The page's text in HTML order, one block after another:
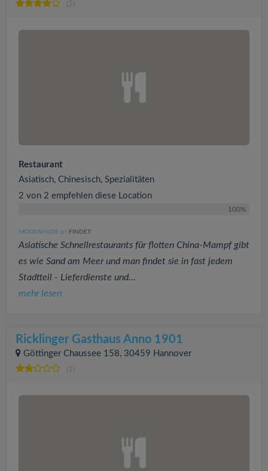
(2)
Restaurant
Asiatisch, Chinesisch, Spezialitäten
2 von 2 empfehlen diese Location
100%
MOONSHADE (2 ) FINDET:
Asiatische Schnellrestaurants für flotten China-Mampf gibt
es wie Sand am Meer und man findet sie in fast jedem
Stadtteil - Lieferdienste und...
mehr lesen
Ricklinger Gasthaus Anno 1901
Göttinger Chaussee 158, 30459 Hannover